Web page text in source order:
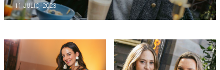
11 JULIO, 2023